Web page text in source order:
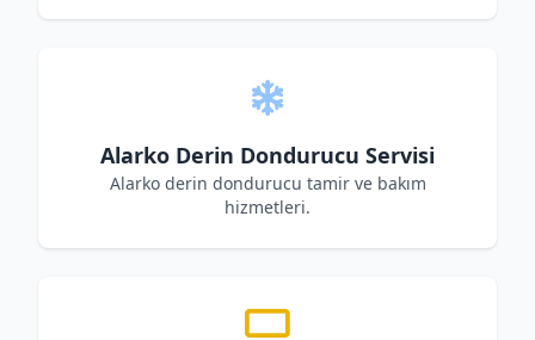
Alarko Derin Dondurucu Servisi
Alarko derin dondurucu tamir ve bakım
hizmetleri.